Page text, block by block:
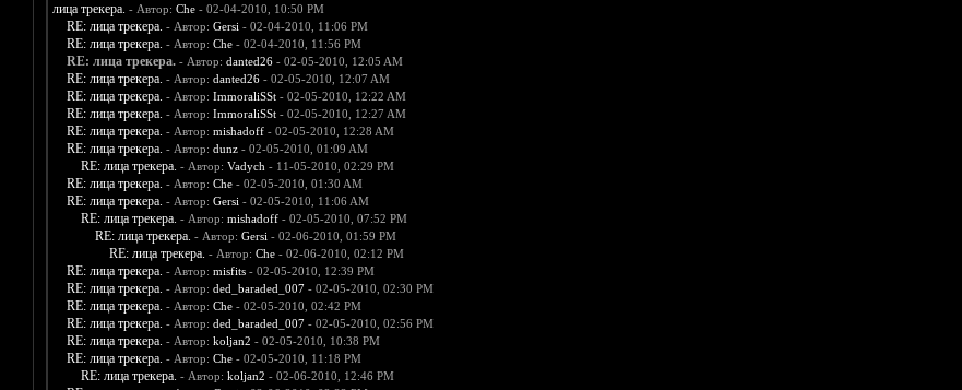
лица трекера. - Автор: Che- 02-04-2010, 10:50 PM
RE: лица трекера. - Автор: Gersi - 02-04-2010, 11:06 PM
RE: лица трекера. - Автор: Che- 02-04-2010, 11:56 PM
RE: лица трекера. - Автор: danted26- 02-05-2010, 12:05 AM
RE: лица трекера. - Автор: danted26- 02-05-2010, 12:07 AM
RE: лица трекера. - Автор: ImmoraliSSt- 02-05-2010, 12:22 AM
RE: лица трекера. - Автор: ImmoraliSSt- 02-05-2010, 12:27 AM
RE: лица трекера. - Автор: mishadoff- 02-05-2010, 12:28 AM
RE: лица трекера. - Автор: dunz- 02-05-2010, 01:09 AM
RE: лица трекера. - Автор: Vadych - 11-05-2010, 02:29 PM
RE: лица трекера. - Автор: Che- 02-05-2010, 01:30 AM
RE: лица трекера. - Автор: Gersi - 02-05-2010, 11:06 AM
RE: лица трекера. - Автор: mishadoff- 02-05-2010, 07:52 PM
RE: лица трекера. - Автор: Gersi - 02-06-2010, 01:59 PM
RE: лица трекера. - Автор: Che- 02-06-2010, 02:12 PM
RE: лица трекера. - Автор: misfits- 02-05-2010, 12:39 PM
RE: лица трекера. - Автор: ded_baraded_007- 02-05-2010, 02:30 PM
RE: лица трекера. - Автор: Che- 02-05-2010, 02:42 PM
RE: лица трекера. - Автор: ded_baraded_007- 02-05-2010, 02:56 PM
RE: лица трекера. - Автор: koljan2 - 02-05-2010, 10:38 PM
RE: лица трекера. - Автор: Che- 02-05-2010, 11:18 PM
RE: лица трекера. - Автор: koljan2 - 02-06-2010, 12:46 PM